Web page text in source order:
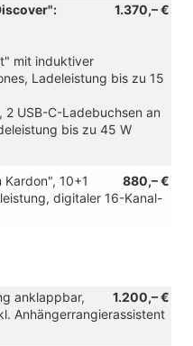
1.370,– €
mit induktiver
Ladeleistung bis zu 15
2 USB-C-Ladebuchsen an
bis zu 45 W
880,– €
10+1
digitaler 16-Kanal-
1.200,– €
anklappbar,
Anhängerrangierassistent